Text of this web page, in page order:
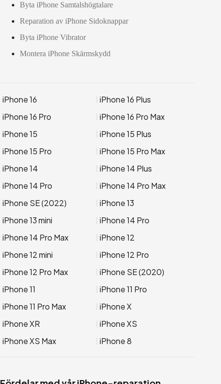
Byta iPhone Samtalshögtalare
Reparation av iPhone Sidoknappar
Byta iPhone Vibrator
Montera iPhone Skärmskydd
iPhone 16
iPhone 16 Plus
iPhone 16 Pro
iPhone 16 Pro Max
iPhone 15
iPhone 15 Plus
iPhone 15 Pro
iPhone 15 Pro Max
iPhone 14
iPhone 14 Plus
iPhone 14 Pro
iPhone 14 Pro Max
iPhone SE (2022)
iPhone 13
iPhone 13 mini
iPhone 14 Pro
iPhone 14 Pro Max
iPhone 12
iPhone 12 mini
iPhone 12 Pro
iPhone 12 Pro Max
iPhone SE (2020)
iPhone 11
iPhone 11 Pro
iPhone 11 Pro Max
iPhone X
iPhone XR
iPhone XS
iPhone XS Max
iPhone 8